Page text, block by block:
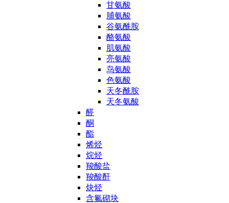
甘氨酸
脯氨酸
谷氨酰胺
酪氨酸
肌氨酸
亮氨酸
鸟氨酸
色氨酸
天冬酰胺
天冬氨酸
醛
酮
酯
烯烃
烷烃
羧酸盐
羧酸酐
炔烃
含氟砌块